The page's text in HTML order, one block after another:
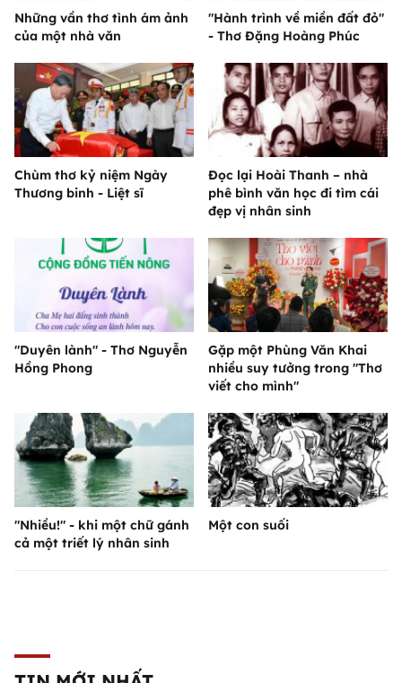
Những vần thơ tình ám ảnh
của một nhà văn
"Hành trình về miền đất đỏ"
- Thơ Đặng Hoàng Phúc
Chùm thơ kỷ niệm Ngày
Thương binh - Liệt sĩ
Đọc lại Hoài Thanh – nhà
phê bình văn học đi tìm cái
đẹp vị nhân sinh
"Duyên lành" - Thơ Nguyễn
Hồng Phong
Gặp một Phùng Văn Khai
nhiều suy tưởng trong "Thơ
viết cho mình"
"Nhiều!" - khi một chữ gánh
cả một triết lý nhân sinh
Một con suối